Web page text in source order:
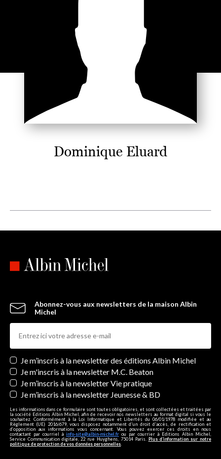
Dominique Eluard
Abonnez-vous aux newsletters de la maison Albin
Michel
Newsletters
Je m’inscris à la newsletter des éditions Albin Michel
Je m'inscris à la newsletter M.C. Beaton
Je m’inscris à la newsletter Vie pratique
Je m’inscris à la newsletter Jeunesse & BD
Les informations dans ce formulaire sont toutes obligatoires, et sont collectées et traitées par
la société Editions Albin Michel, afin de recevoir nos newsletters au format digital si vous le
souhaitez. Conformément à la Loi Informatique et Libertés du 06/01/1978 modifiée et au
Règlement (UE) 2016/679, vous disposez notamment d'un droit d'accès, de rectification et
d’opposition aux informations vous concernant. Vous pouvez exercer ces droits en nous
contactant par courriel à info-site@albin-michel.fr ou par courrier à Editions Albin Michel,
Service Communication digitale, 22 rue Huyghens, 75014 Paris. Plus d’information sur notre
politique de protection de vos données personnelles